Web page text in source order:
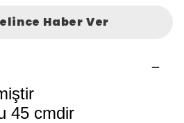
Haber Ver
45 cmdir